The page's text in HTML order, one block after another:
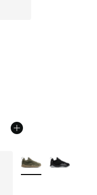
Plus de couleurs